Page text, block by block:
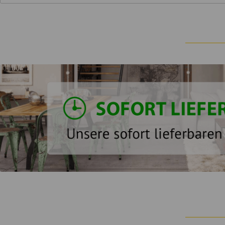
Das Produkt ist vor der ersten Nutzung auf
überprüfen. Beschädigte Bauteile dürfen nicht verwendet
3. Kipp- und Sturzgefahr
Hohe oder schmale Möbelstücke können bei unsachgemäßer
Möbel mit erhöhtem Kipprisiko sind mit einer geeigneten
Verwenden Sie ausschließlich für die jeweilige Wand
Schubladen nicht gleichzeitig vollständig herausziehen.
Kinder nicht auf Möbel klettern lassen.
4. Belastung und Stabilität
Maximale Belastungsangaben sind zu beachten.